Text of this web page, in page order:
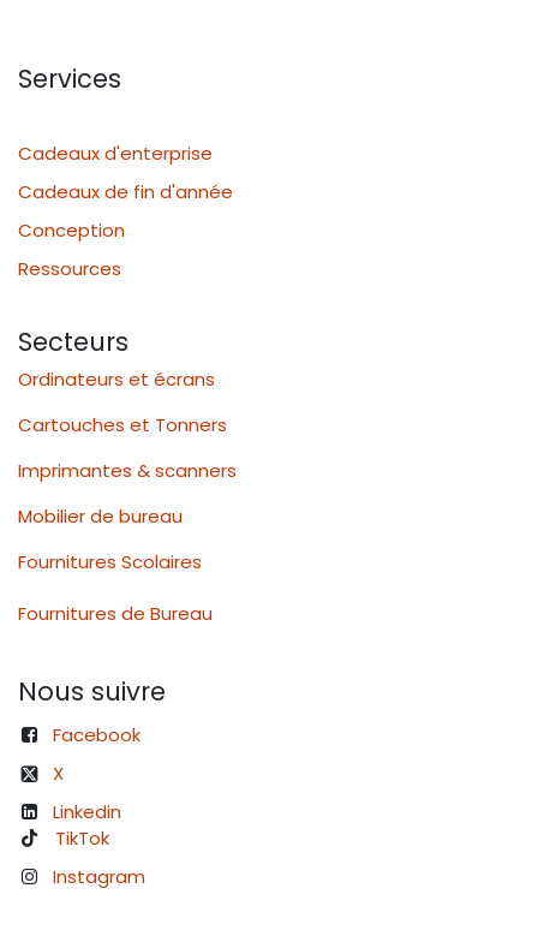
Services
Cadeaux d'enterprise
Cadeaux de fin d'année
Conception
Ressources
Secteurs
Ordinateurs et écrans
Cartouches et Tonners
Imprimantes & scanners
Mobilier de bureau
Fournitures Scolaires
Fournitures de Bureau
Nous suivre
Facebook
X
Linkedin
TikTok
Instagram